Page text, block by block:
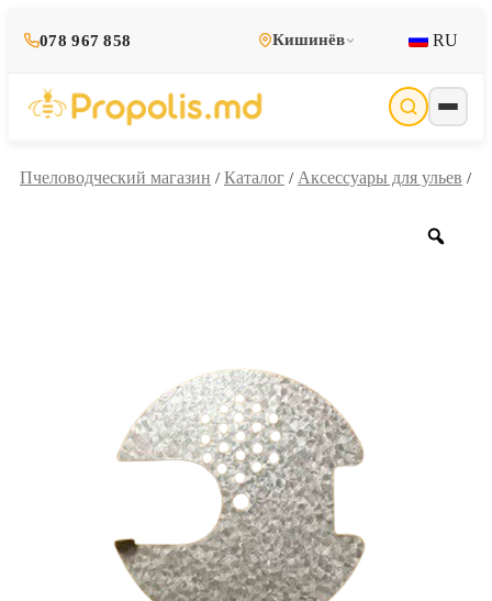
078 967 858 Кишинёв RU
Пчеловодческий магазин / Каталог / Аксессуары для ульев /